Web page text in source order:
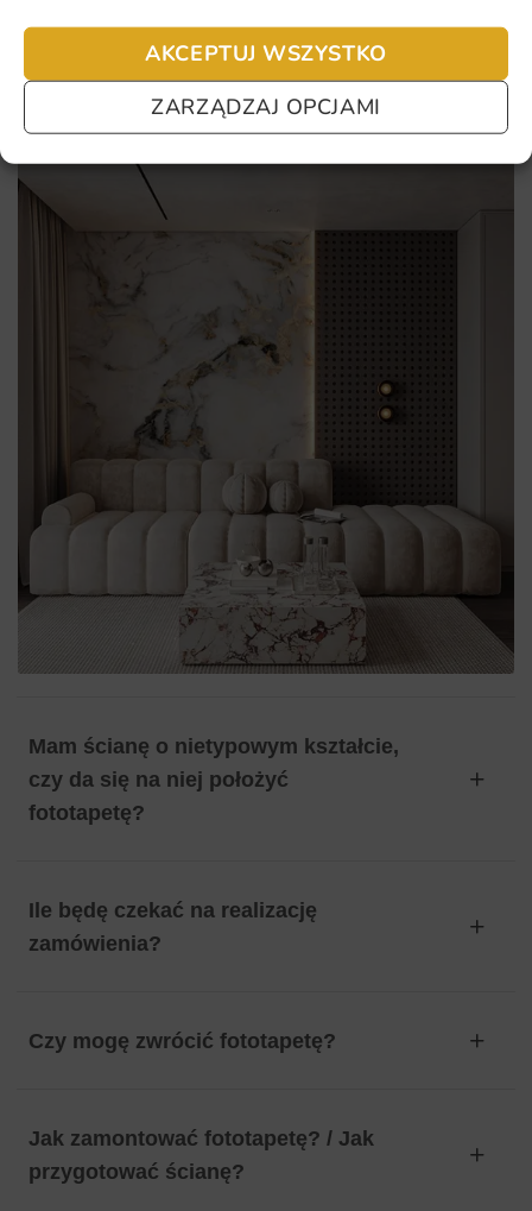
AKCEPTUJ WSZYSTKO
ZARZĄDZAJ OPCJAMI
Najczęściej zadawane pytania
Pomagamy i doradzamy przy każdym zakupie. Ale jeżeli
nie chcesz czekać – sprawdź najczęściej zadawane pytania.
Mam ścianę o nietypowym kształcie,
czy da się na niej położyć
fototapetę?
Ile będę czekać na realizację
zamówienia?
Czy mogę zwrócić fototapetę?
Jak zamontować fototapetę? / Jak
przygotować ścianę?